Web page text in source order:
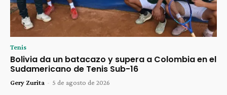
Tenis
Bolivia da un batacazo y supera a Colombia en el
Sudamericano de Tenis Sub-16
Gery Zurita - 5 de agosto de 2026